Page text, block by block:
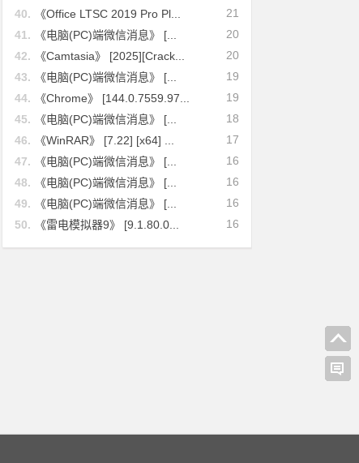
21
40.
《Office LTSC 2019 Pro Pl...
20
41.
《电脑(PC)端微信消息》 [...
20
42.
《Camtasia》 [2025][Crack...
19
43.
《电脑(PC)端微信消息》 [...
19
44.
《Chrome》 [144.0.7559.97...
18
45.
《电脑(PC)端微信消息》 [...
17
46.
《WinRAR》 [7.22] [x64] ...
16
47.
《电脑(PC)端微信消息》 [...
16
48.
《电脑(PC)端微信消息》 [...
16
49.
《电脑(PC)端微信消息》 [...
16
50. 《雷电模拟器9》 [9.1.80.0...